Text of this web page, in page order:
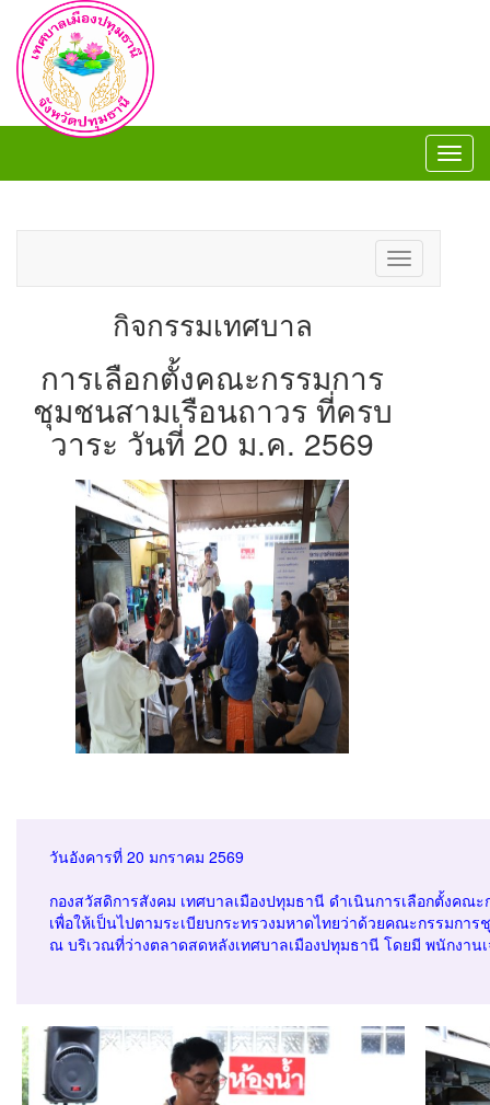
Toggle
navigation
กิจกรรมเทศบาล
การเลือกตั้งคณะกรรมการ
ชุมชนสามเรือนถาวร ที่ครบ
วาระ วันที่ 20 ม.ค. 2569
วันอังคารที่ 20 มกราคม 2569
กองสวัสดิการสังคม เทศบาลเมืองปทุมธานี ดำเนินการเลือกตั้งค
เพื่อให้เป็นไปตามระเบียบกระทรวงมหาดไทยว่าด้วยคณะกรรมก
ณ บริเวณที่ว่างตลาดสดหลังเทศบาลเมืองปทุมธานี โดยมี พนักงาน